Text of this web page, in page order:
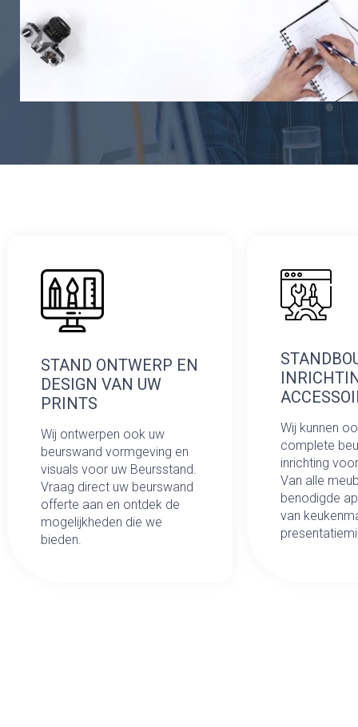
STAND ONTWERP EN
DESIGN VAN UW
PRINTS
Wij ontwerpen ook uw
beurswand vormgeving en
visuals voor uw Beursstand.
Vraag direct uw beurswand
offerte aan en ontdek de
mogelijkheden die we
bieden.
Wij kunnen
complete
inrichting
Van alle
benodigde
van